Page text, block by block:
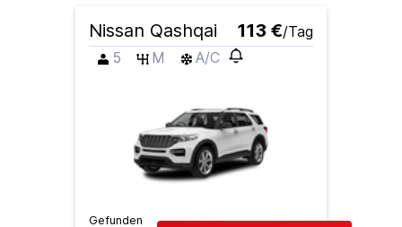
Nissan Qashqai 113 €/Tag
5
M A/C
Gefunden